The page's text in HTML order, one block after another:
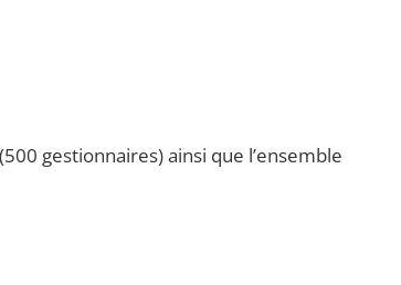
gestionnaires) ainsi que l’ensemble